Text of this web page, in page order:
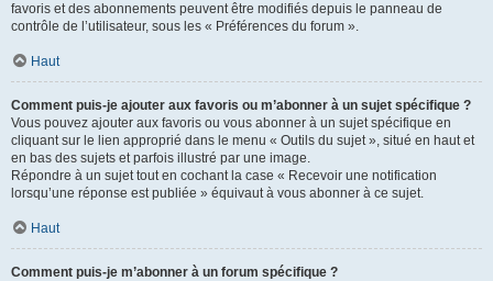
favoris et des abonnements peuvent être modifiés depuis le panneau de
contrôle de l’utilisateur, sous les « Préférences du forum ».
Haut
Comment puis-je ajouter aux favoris ou m’abonner à un sujet spécifique ?
Vous pouvez ajouter aux favoris ou vous abonner à un sujet spécifique en
cliquant sur le lien approprié dans le menu « Outils du sujet », situé en haut et
en bas des sujets et parfois illustré par une image.
Répondre à un sujet tout en cochant la case « Recevoir une notification
lorsqu’une réponse est publiée » équivaut à vous abonner à ce sujet.
Haut
Comment puis-je m’abonner à un forum spécifique ?